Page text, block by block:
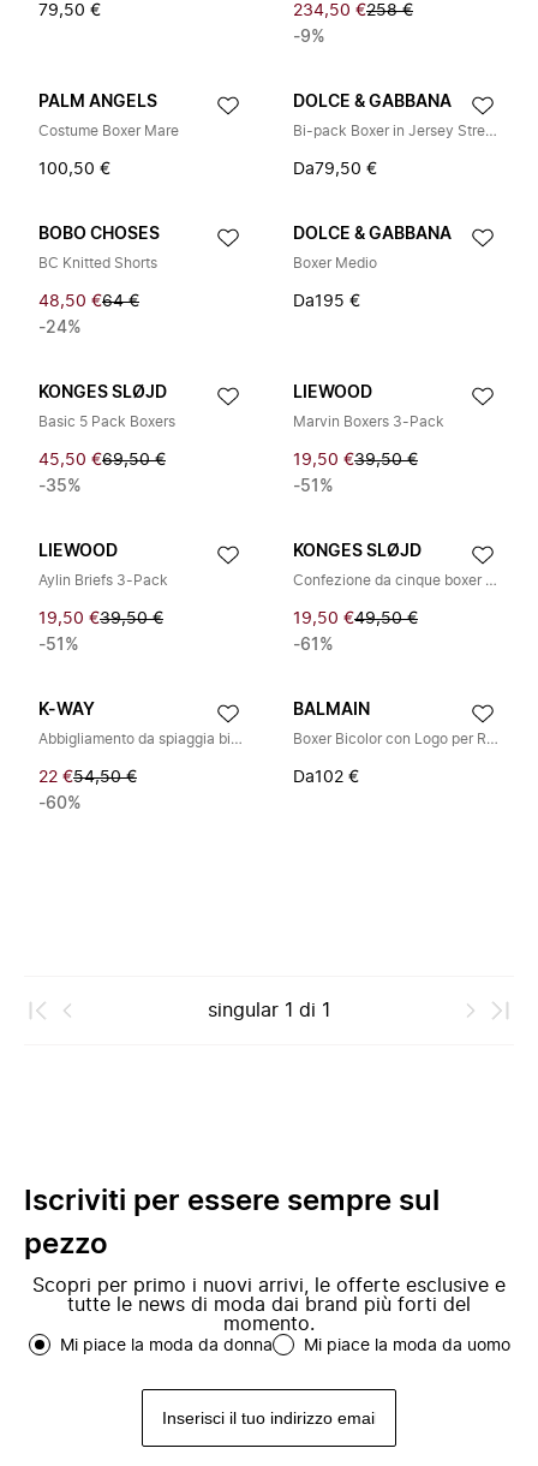
79,50 € 234,50 €258 €
-9%
PALM ANGELS
Costume Boxer Mare
100,50 €
DOLCE & GABBANA
Bi-pack Boxer in Jersey Stretch
Da79,50 €
BOBO CHOSES
BC Knitted Shorts
48,50 €64 €
-24%
DOLCE & GABBANA
Boxer Medio
Da195 €
KONGES SLØJD
Basic 5 Pack Boxers
45,50 €69,50 €
-35%
LIEWOOD
Marvin Boxers 3-Pack
19,50 €39,50 €
-51%
LIEWOOD
Aylin Briefs 3-Pack
19,50 €39,50 €
-51%
KONGES SLØJD
Confezione da cinque boxer in cotone
19,50 €49,50 €
-61%
K-WAY
Abbigliamento da spiaggia bianco K5126EW001
22 €54,50 €
-60%
BALMAIN
Boxer Bicolor con Logo per Ragazzi
Da102 €
singular 1 di 1
Iscriviti per essere sempre sul
pezzo
Scopri per primo i nuovi arrivi, le offerte esclusive e
tutte le news di moda dai brand più forti del
momento.
Mi piace la moda da donna Mi piace la moda da uomo